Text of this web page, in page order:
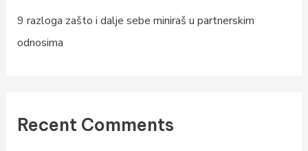
9 razloga zašto i dalje sebe miniraš u partnerskim
odnosima
Recent Comments